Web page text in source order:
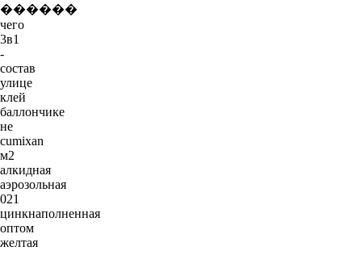
������
чего
3в1
-
состав
улице
клей
баллончике
не
cumixan
м2
алкидная
аэрозольная
021
цинкнаполненная
оптом
желтая